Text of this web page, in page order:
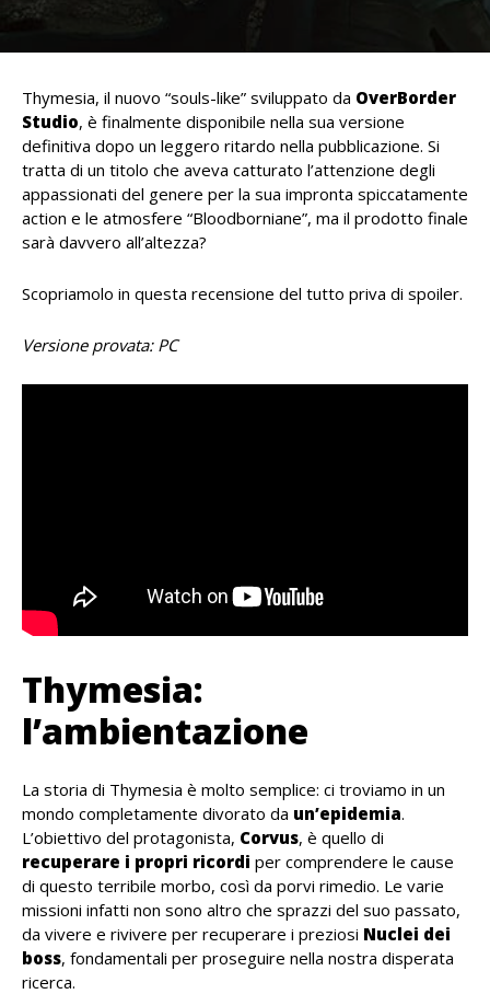
Thymesia, il nuovo “souls-like” sviluppato da OverBorder
Studio, è finalmente disponibile nella sua versione
definitiva dopo un leggero ritardo nella pubblicazione. Si
tratta di un titolo che aveva catturato l’attenzione degli
appassionati del genere per la sua impronta spiccatamente
action e le atmosfere “Bloodborniane”, ma il prodotto finale
sarà davvero all’altezza?
Scopriamolo in questa recensione del tutto priva di spoiler.
Versione provata: PC
Thymesia:
l’ambientazione
La storia di Thymesia è molto semplice: ci troviamo in un
mondo completamente divorato da un’epidemia.
L’obiettivo del protagonista, Corvus, è quello di
recuperare i propri ricordi per comprendere le cause
di questo terribile morbo, così da porvi rimedio. Le varie
missioni infatti non sono altro che sprazzi del suo passato,
da vivere e rivivere per recuperare i preziosi Nuclei dei
boss, fondamentali per proseguire nella nostra disperata
ricerca.